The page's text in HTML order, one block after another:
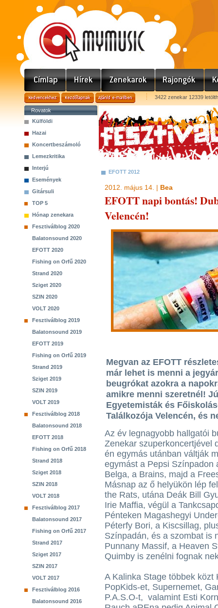
3422 zenekar 12339
Rovatok
Külföldi
Hazai
Koncertbeszámoló
Lemezkritika
Interjú
Események
Gitársuli
TOP 5
Hónap zenekara
Fesztiválblog 2020
Balatonsound 2020
EFOTT 2020
Fishing on Orfű 2020
Strand 2020
Sziget 2020
SZIN 2020
VOLT 2020
Fesztiválblog 2019
Balatonsound 2019
EFOTT 2019
Fishing on Orfű 2019
Strand 2019
Sziget 2019
SZIN 2019
VOLT 2019
Fesztiválblog 2018
Balatonsound 2018
EFOTT 2018
Fishing on Orfű 2018
Strand 2018
Sziget 2018
SZIN 2018
VOLT 2018
Fesztiválblog 2017
Balatonsound 2017
Fishing on Orfű 2017
Strand 2017
Sziget 2017
SZIN 2017
VOLT 2017
Fesztiválblog 2016
Balatonsound 2016
EFOTT 2012
2012. május 14. | Bea
EFOTT napi bontás!
Velencén!
Megvan az EFOTT
már lehet is menni a
beugrókat azokra a
amikre menni szeretnél!
Egyetemisták és
Találkozója Velencén, és
Az év legnagyobb hallgatói
Zenekar szuperkoncertjével
én egymás utánban váltják
egymást a Pepsi Színpadon
Belga, a Brains, majd a
Másnap az ő helyükön lép
the Rats, utána Deák Bill
Irie Maffia, végül a
Pénteken Magashegyi
Péterfy Bori, a Kiscsillag,
Színpadán, és a szombat is
Punnany Massif, a Heaven
Quimby is zenélni fognak
A Kalinka Stage többek
PopKids-et, Supernemet,
P.A.S.O-t, valamint Esti